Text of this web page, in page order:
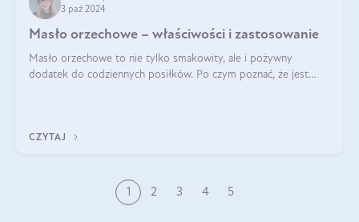
3 paź 2024
Masło orzechowe – właściwości i zastosowanie
Masło orzechowe to nie tylko smakowity, ale i pożywny
dodatek do codziennych posiłków. Po czym poznać, że jest
CZYTAJ
1 2 3 4 5